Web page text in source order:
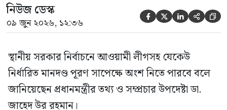
নিউজ ডেস্ক
০৯ জুন ২০২৬, ১২:৩৬     
স্থানীয় সরকার নির্বাচনে আওয়ামী লীগসহ যেকেউ
নির্ধারিত মানদণ্ড পূরণ সাপেক্ষে অংশ নিতে পারবে বলে
জানিয়েছেন প্রধানমন্ত্রীর তথ্য ও সম্প্রচার উপদেষ্টা ডা.
জাহেদ উর রহমান।